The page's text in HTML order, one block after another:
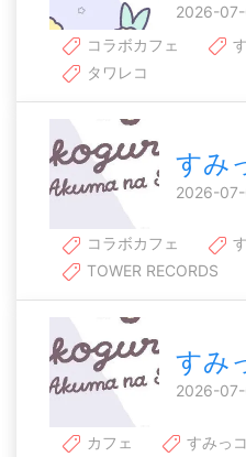
2026-
コラボカフェ
タワレコ
すみ
2026-
コラボカフェ
TOWER RECORDS
すみ
2026-
カフェ すみっ